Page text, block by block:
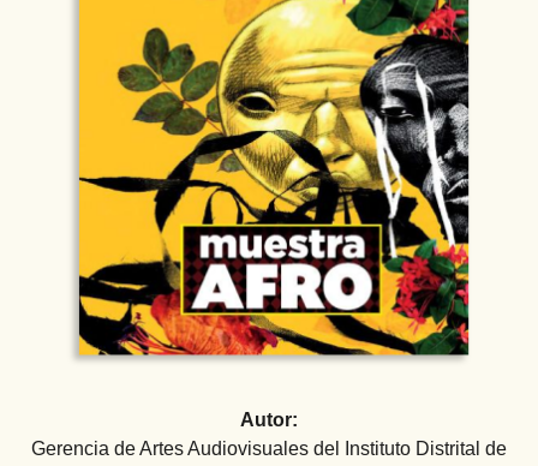
Autor:
Gerencia de Artes Audiovisuales del Instituto Distrital de